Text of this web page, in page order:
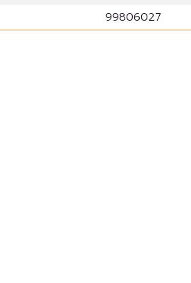
99806027